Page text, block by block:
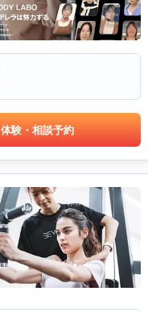
体験・相談予約